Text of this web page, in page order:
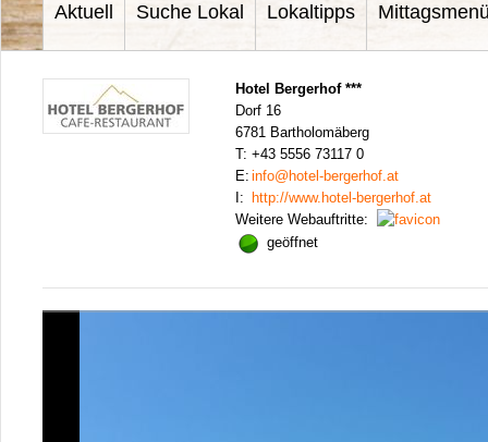
Aktuell Suche Lokal Lokaltipps
Hotel Bergerhof ***
Dorf 16
6781 Bartholomäberg
T: +43 5556 73117 0
E: info@hotel-bergerhof.at
I:
http://www.hotel-bergerhof.at
Weitere Webauftritte:
geöffnet